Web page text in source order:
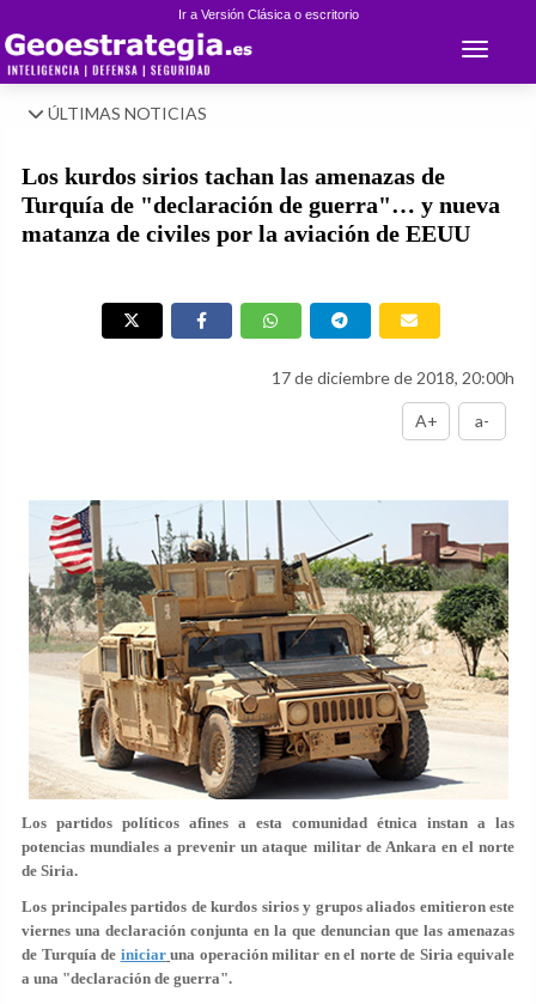
Ir a Versión Clásica o escritorio
Toggle
ÚLTIMAS NOTICIAS
Los kurdos sirios tachan las amenazas de
Turquía de "declaración de guerra"… y nueva
matanza de civiles por la aviación de EEUU
17 de diciembre de 2018, 20:00h
A+ a-
Los partidos políticos afines a esta comunidad étnica instan a las
potencias mundiales a prevenir un ataque militar de Ankara en el norte
de Siria.
Los principales partidos de kurdos sirios y grupos aliados emitieron este
viernes una declaración conjunta en la que denuncian que las amenazas
de Turquía de iniciar una operación militar en el norte de Siria equivale
a una "declaración de guerra".